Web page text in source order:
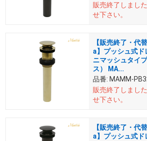
販売終了しました
せ下さい。
【販売終了・代
a】プッシュ式ド
ニマッシュタイ
ス） MA...
品番: MAMM-
販売終了しました
せ下さい。
【販売終了・代
a】プッシュ式ド